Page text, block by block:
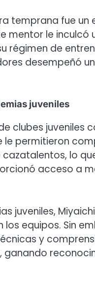
temprana fue
mentor le
régimen de
desempeñó
juveniles
clubes juveniles
permitieron
lo
acceso a
juveniles,
equipos. Sin
y
ganando